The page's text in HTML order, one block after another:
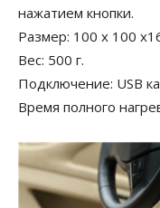
нажатием кнопки.
Размер: 100 х 100
Вес: 500 г.
Подключение: USB
Время полного